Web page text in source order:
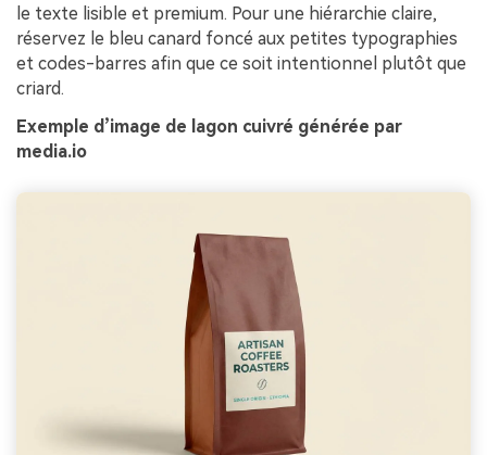
le texte lisible et premium. Pour une hiérarchie claire,
réservez le bleu canard foncé aux petites typographies
et codes-barres afin que ce soit intentionnel plutôt que
criard.
Exemple d’image de lagon cuivré générée par
media.io